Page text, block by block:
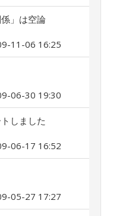
」は空論
11-06 16:25
06-30 19:30
しました
06-17 16:52
05-27 17:27